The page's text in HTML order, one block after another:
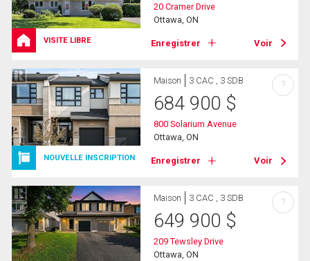
VISITE LIBRE
20 Cramer Drive
Ottawa, ON
Enregistrer Voir
NOUVELLE INSCRIPTION
Maison 3 CAC , 3 SDB
684 900 $
800 Solarium Avenue
Ottawa, ON
Enregistrer Voir
?
Maison 3 CAC , 3 SDB
649 900 $
209 Tewsley Drive
Ottawa, ON
?